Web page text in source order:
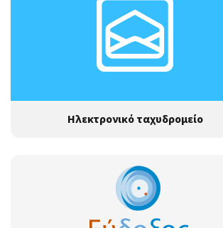
Ηλεκτρονικό ταχυδρομείο